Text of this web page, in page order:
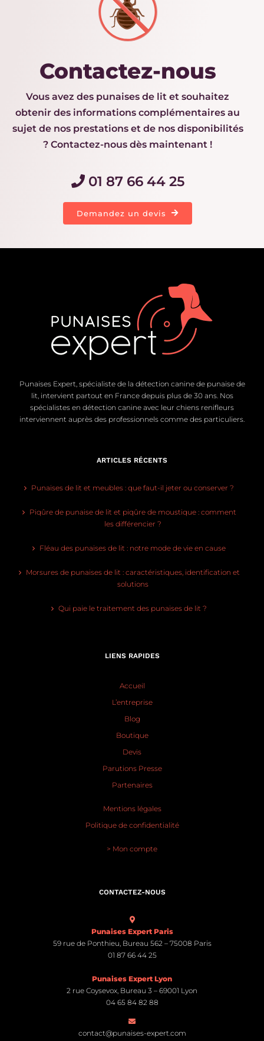
Contactez-nous
Vous avez des punaises de lit et souhaitez
obtenir des informations complémentaires au
sujet de nos prestations et de nos disponibilités
? Contactez-nous dès maintenant !
01 87 66 44 25
Demandez un devis
Punaises Expert, spécialiste de la détection canine de punaise de
lit, intervient partout en France depuis plus de 30 ans. Nos
spécialistes en détection canine avec leur chiens renifleurs
interviennent auprès des professionnels comme des particuliers.
ARTICLES RÉCENTS
Punaises de lit et meubles : que faut-il jeter ou conserver ?
Piqûre de punaise de lit et piqûre de moustique : comment
les différencier ?
Fléau des punaises de lit : notre mode de vie en cause
Morsures de punaises de lit : caractéristiques, identification et
solutions
Qui paie le traitement des punaises de lit ?
LIENS RAPIDES
Accueil
L’entreprise
Blog
Boutique
Devis
Parutions Presse
Partenaires
Mentions légales
Politique de confidentialité
> Mon compte
CONTACTEZ-NOUS
Punaises Expert Paris
59 rue de Ponthieu, Bureau 562 – 75008 Paris
01 87 66 44 25
Punaises Expert Lyon
2 rue Coysevox, Bureau 3 – 69001 Lyon
04 65 84 82 88
contact@punaises-expert.com